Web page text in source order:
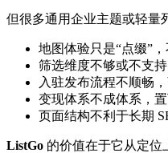
但很多通用企业主题或轻量
地图体验只是“点缀”，
筛选维度不够或不支
入驻发布流程不顺畅
变现体系不成体系，
页面结构不利于长期
ListGo 的价值在于它从定位